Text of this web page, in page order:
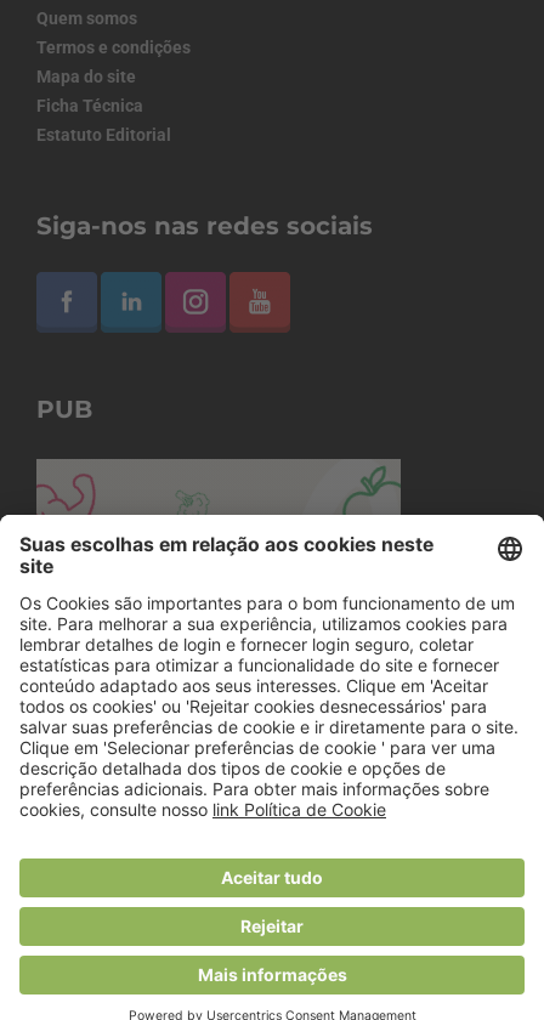
Quem somos
Termos e condições
Mapa do site
Ficha Técnica
Estatuto Editorial
Siga-nos nas redes sociais
PUB
© 2018 Viver Saudável
O portal dos profissionais de nutrição
Created byRHP Consulting